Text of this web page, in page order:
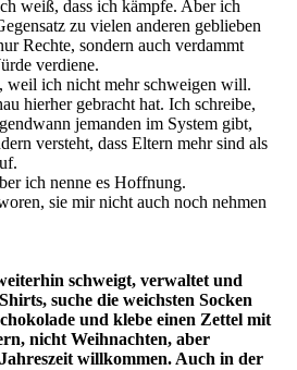
weiß, dass ich kämpfe. Aber ich
zu vielen anderen geblieben
Rechte, sondern auch verdammt
verdiene.
weil ich nicht mehr schweigen will.
hierher gebracht hat. Ich schreibe,
jemanden im System gibt,
versteht, dass Eltern mehr sind als
ich nenne es Hoffnung.
sie mir nicht auch noch nehmen
schweigt, verwaltet und
suche die weichsten Socken
und klebe einen Zettel mit
nicht Weihnachten, aber
willkommen. Auch in der